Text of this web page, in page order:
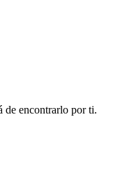
de encontrarlo por ti.